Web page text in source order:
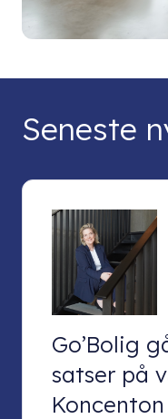
Seneste
Go’Bolig
satser på
Koncenton